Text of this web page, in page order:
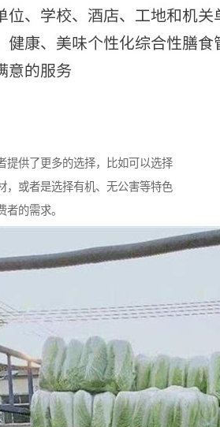
提供了更多的选择，比如可以选择
，或者是选择有机、无公害等特色
的需求。